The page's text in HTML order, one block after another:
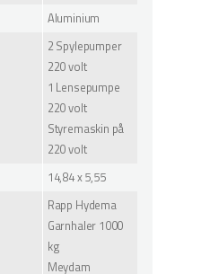
Aluminium
2 Spylepumper
220 volt
1 Lensepumpe
220 volt
Styremaskin på
220 volt
14,84 x 5,55
Rapp Hydema
Garnhaler 1000
kg
Meydam